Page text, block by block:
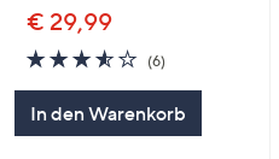
€ 29,99
3.5
von
(6)6
In den Warenkorb